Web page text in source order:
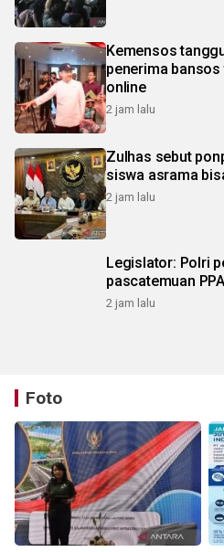
Kemensos
penerima
online
2 jam lalu
Zulhas sebut
siswa asrama
2 jam lalu
Legislator: Polri
pascatemuan
2 jam lalu
Foto